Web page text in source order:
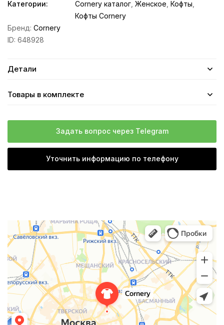
Категории:
Cornery каталог Женское Кофты
Кофты Cornery
Бренд: Cornery
ID: 648928
Детали
Товары в комплекте
Задать вопрос через Telegram
Уточнить информацию по телефону